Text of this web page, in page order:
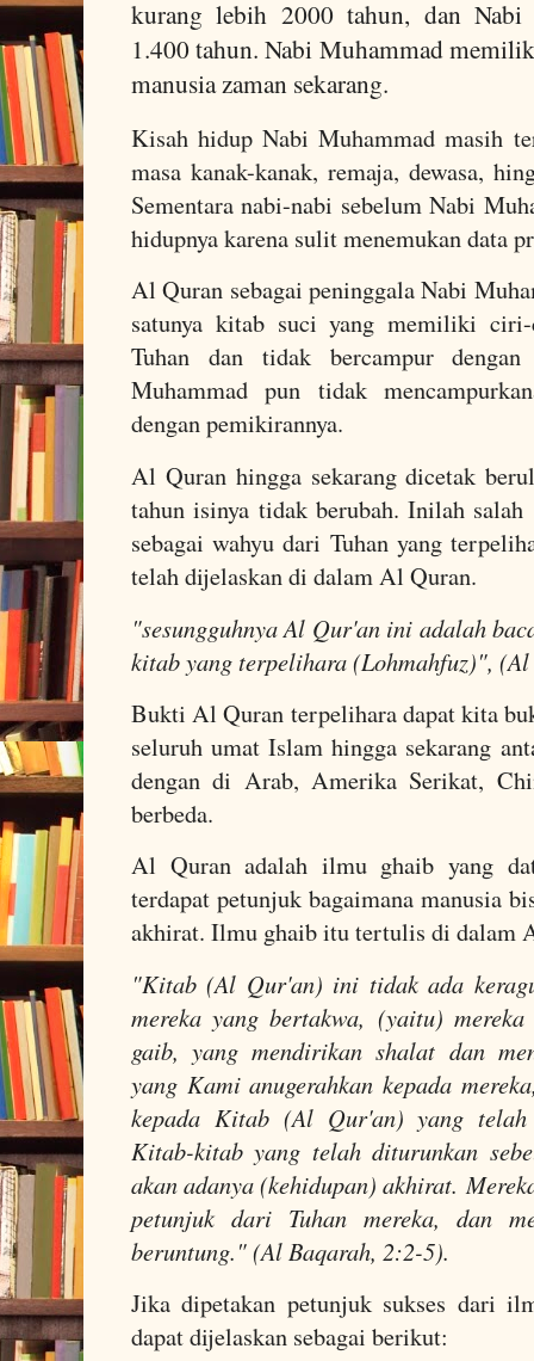
kurang lebih 2000 tahun, dan
1.400 tahun. Nabi Muhammad
manusia zaman sekarang.
Kisah hidup Nabi Muhammad masih
masa kanak-kanak, remaja, dewasa,
Sementara nabi-nabi sebelum Nabi
hidupnya karena sulit menemukan data
Al Quran sebagai peninggala Nabi
satunya kitab suci yang memiliki
Tuhan dan tidak bercampur
Muhammad pun tidak
dengan pemikirannya.
Al Quran hingga sekarang dicetak
tahun isinya tidak berubah. Inilah
sebagai wahyu dari Tuhan yang
telah dijelaskan di dalam Al Quran.
"sesungguhnya Al Qur'an ini adalah
kitab yang terpelihara (Lohmahfuz)",
Bukti Al Quran terpelihara dapat kita
seluruh umat Islam hingga sekarang
dengan di Arab, Amerika Serikat,
berbeda.
Al Quran adalah ilmu ghaib yang
terdapat petunjuk bagaimana manusia
akhirat. Ilmu ghaib itu tertulis di dalam
"Kitab (Al Qur'an) ini tidak ada
mereka yang bertakwa, (yaitu)
gaib, yang mendirikan shalat dan
yang Kami anugerahkan kepada
kepada Kitab (Al Qur'an) yang telah
Kitab-kitab yang telah diturunkan
akan adanya (kehidupan) akhirat.
petunjuk dari Tuhan mereka, dan
beruntung." (Al Baqarah, 2:2-5).
Jika dipetakan petunjuk sukses dari
dapat dijelaskan sebagai berikut: